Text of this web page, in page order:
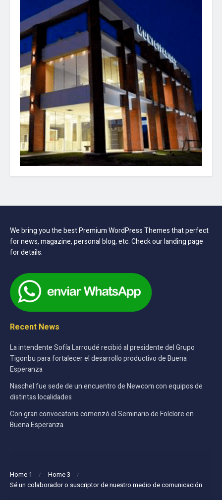
We bring you the best Premium WordPress Themes that perfect
for news, magazine, personal blog, etc. Check our landing page
for details.
Recent News
La intendente Sofía Larroudé recibió al presidente del Grupo
Tigonbu para fortalecer el desarrollo productivo de Buena
Esperanza
Naschel fue sede de un encuentro de Newcom con equipos de
distintas localidades
Con gran convocatoria comenzó el Seminario de Folclore en
Buena Esperanza
Home 1
Home 3
Sé un colaborador o suscriptor de nuestro medio de comunicación